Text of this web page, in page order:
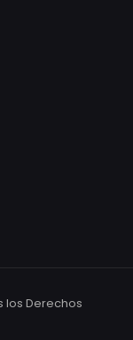
los Derechos